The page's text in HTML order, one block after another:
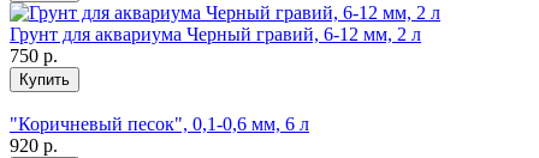
Грунт для аквариума Черный гравий, 6-12 мм, 2 л
750 р.
Купить
"Коричневый песок", 0,1-0,6 мм, 6 л
920 р.